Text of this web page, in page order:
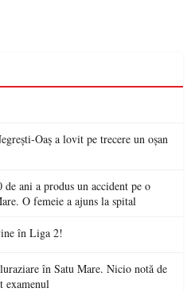
Oaș a lovit pe trecere un oșan
ani a produs un accident pe o
O femeie a ajuns la spital
în Liga 2!
în Satu Mare. Nicio notă de
examenul